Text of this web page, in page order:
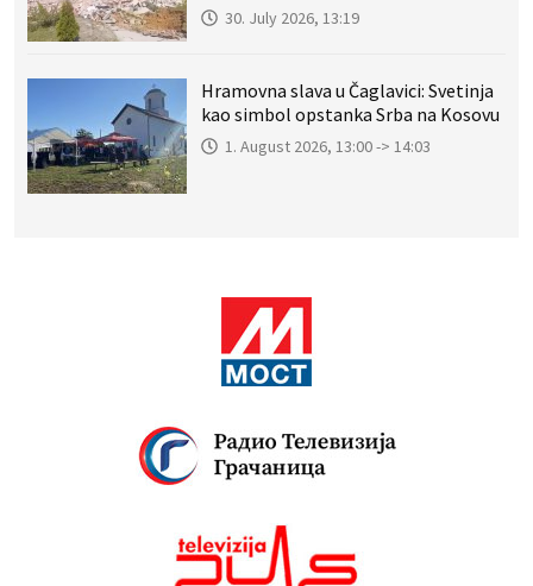
30. July 2026, 13:19
Hramovna slava u Čaglavici: Svetinja
kao simbol opstanka Srba na Kosovu
1. August 2026, 13:00 -> 14:03